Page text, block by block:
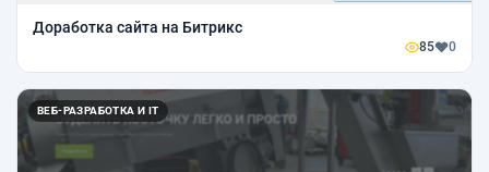
Доработка сайта на Битрикс
85 0
ВЕБ-РАЗРАБОТКА И IT